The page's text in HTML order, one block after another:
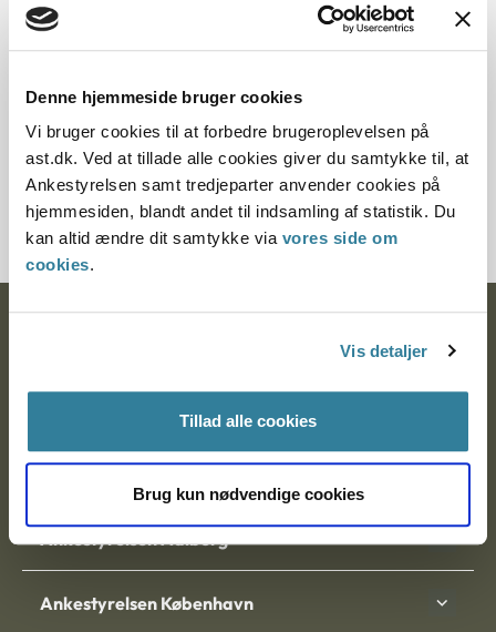
Denne hjemmeside bruger cookies
Vi bruger cookies til at forbedre brugeroplevelsen på
ast.dk. Ved at tillade alle cookies giver du samtykke til, at
Ankestyrelsen samt tredjeparter anvender cookies på
hjemmesiden, blandt andet til indsamling af statistik. Du
kan altid ændre dit samtykke via vores side om
cookies.
Vis detaljer
Tillad alle cookies
Brug kun nødvendige cookies
udlandsophold. Efter Ankestyrelsens opfattelse var det dog
påkrævet, at kommunen i den forbindelse orienterede
privat under udlandsophold, og at byrådsmedlemmerne var
Download PDF
9000 Aalborg
Ankestyrelsen Aalborg
Ankestyrelsen København